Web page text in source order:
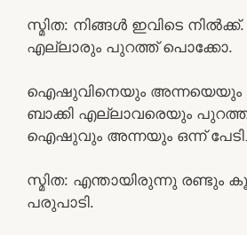
സ്മിത: നിങ്ങൾ ഇവിടെ നിൽക്ക്.
എല്ലാരും പുറത്ത് പൊക്കോ.
ഐഷുവിനെയും അന്നയെയും
ബാക്കി എല്ലാവരെയും
ഐഷുവും അന്നയും ഒന്ന്
സ്മിത: എന്തായിരുന്നു രണ്ടും
പരുപാടി.